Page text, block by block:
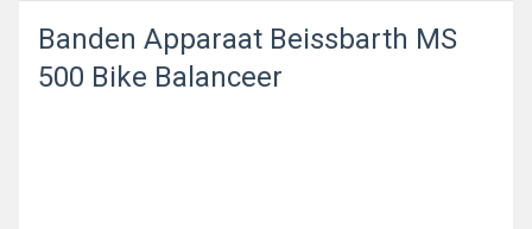
Banden Apparaat Beissbarth MS
500 Bike Balanceer